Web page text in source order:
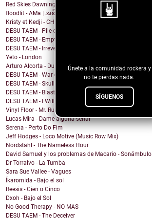
Únete a la comunidad rockera y
no te pierdas nada.
SÍGUENOS
Red Skies Dawning - Obvious
floodlit - AMa | အစ်မ
Kristy et Kedji - CHOUYA CHOUYA
DESU TAEM - Pile of Shit on the Carpet
DESU TAEM - Empty. Hollowed Out
DESU TAEM - Irreverent Resident President
Yeto - London
Arturo Alcorta - Dualidad
DESU TAEM - War on Bullies
DESU TAEM - Skull and Crossbones
DESU TAEM - Blasted into Rebirth
DESU TAEM - I Will Not Be Assimilated
Vinyl Floor - Mr. Rubinstein - Single Edit
Lucas Mira - Dame alguna señal
Serena - Perto Do Fim
Jeff Hodges - Loco Motive (Music Row Mix)
Nordstahl - The Nameless Hour
David Samuel y los problemas de Macario - Sonámbulo
Dr Torralvo - La Tumba
Sara Sue Vallee - Vagues
Íkaromida - Bajo el sol
Reesis - Cien o Cinco
Dxoh - Bajo el Sol
No Good Therapy - NO MAS
DESU TAEM - The Deceiver